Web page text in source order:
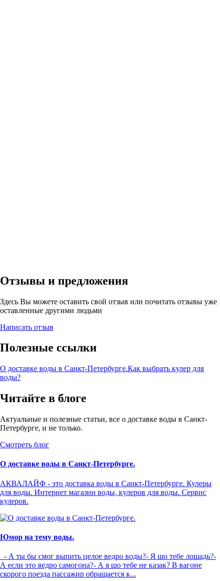
Отзывы и предложения
Здесь Вы можете оставить свой отзыв или почитать отзывы уже
оставленные другими людьми
Написать отзыв
Полезные ссылки
О доставке воды в Санкт-Петербурге.Как выбрать кулер для
воды?
Читайте в блоге
Актуальные и полезные статьи, все о доставке воды в Санкт-
Петербурге, и не только.
Смотреть блог
О доставке воды в Санкт-Петербурге.
АКВАЛАЙФ - это доставка воды в Санкт-Петербурге. Кулеры
для воды. Интернет магазин воды, кулеров для воды. Сервис
кулеров.
Юмор на тему воды.
- А ты бы смог выпить целое ведро воды?- Я шо тебе лошадь?-
А если это ведро самогона?- А я шо тебе не казак? В вагоне
скорого поезда пассажир обращается к...